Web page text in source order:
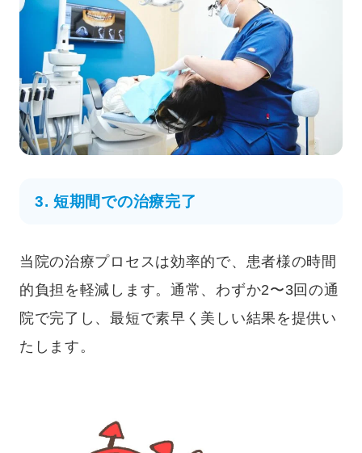
3. 短期間での治療完了
当院の治療プロセスは効率的で、患者様の時間
的負担を軽減します。通常、わずか2〜3回の通
院で完了し、最短で素早く美しい結果を提供い
たします。